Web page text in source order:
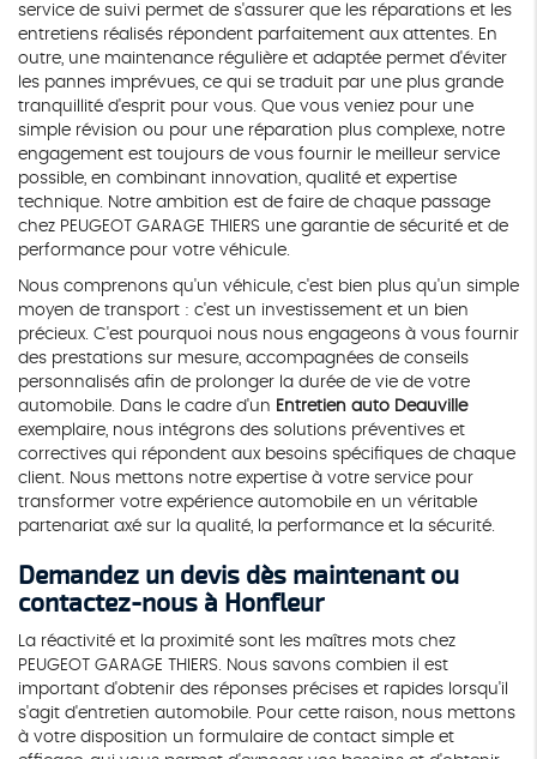
service de suivi permet de s'assurer que les réparations et les
entretiens réalisés répondent parfaitement aux attentes. En
outre, une maintenance régulière et adaptée permet d'éviter
les pannes imprévues, ce qui se traduit par une plus grande
tranquillité d'esprit pour vous. Que vous veniez pour une
simple révision ou pour une réparation plus complexe, notre
engagement est toujours de vous fournir le meilleur service
possible, en combinant innovation, qualité et expertise
technique. Notre ambition est de faire de chaque passage
chez PEUGEOT GARAGE THIERS une garantie de sécurité et de
performance pour votre véhicule.
Nous comprenons qu'un véhicule, c'est bien plus qu'un simple
moyen de transport : c'est un investissement et un bien
précieux. C'est pourquoi nous nous engageons à vous fournir
des prestations sur mesure, accompagnées de conseils
personnalisés afin de prolonger la durée de vie de votre
automobile. Dans le cadre d'un Entretien auto Deauville
exemplaire, nous intégrons des solutions préventives et
correctives qui répondent aux besoins spécifiques de chaque
client. Nous mettons notre expertise à votre service pour
transformer votre expérience automobile en un véritable
partenariat axé sur la qualité, la performance et la sécurité.
Demandez un devis dès maintenant ou
contactez-nous à Honfleur
La réactivité et la proximité sont les maîtres mots chez
PEUGEOT GARAGE THIERS. Nous savons combien il est
important d'obtenir des réponses précises et rapides lorsqu'il
s'agit d'entretien automobile. Pour cette raison, nous mettons
à votre disposition un formulaire de contact simple et